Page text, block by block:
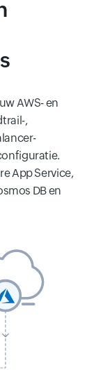
AWS- en
,
App Service,
DB en